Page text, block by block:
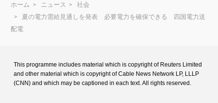
ホーム ニュース
社会
夏の電力需給見通しを発表 必要電力を確保できる 四国電力送
配電
This programme includes material which is copyright of Reuters Limited
and other material which is copyright of Cable News Network LP, LLLP
(CNN) and which may be captioned in each text. All rights reserved.